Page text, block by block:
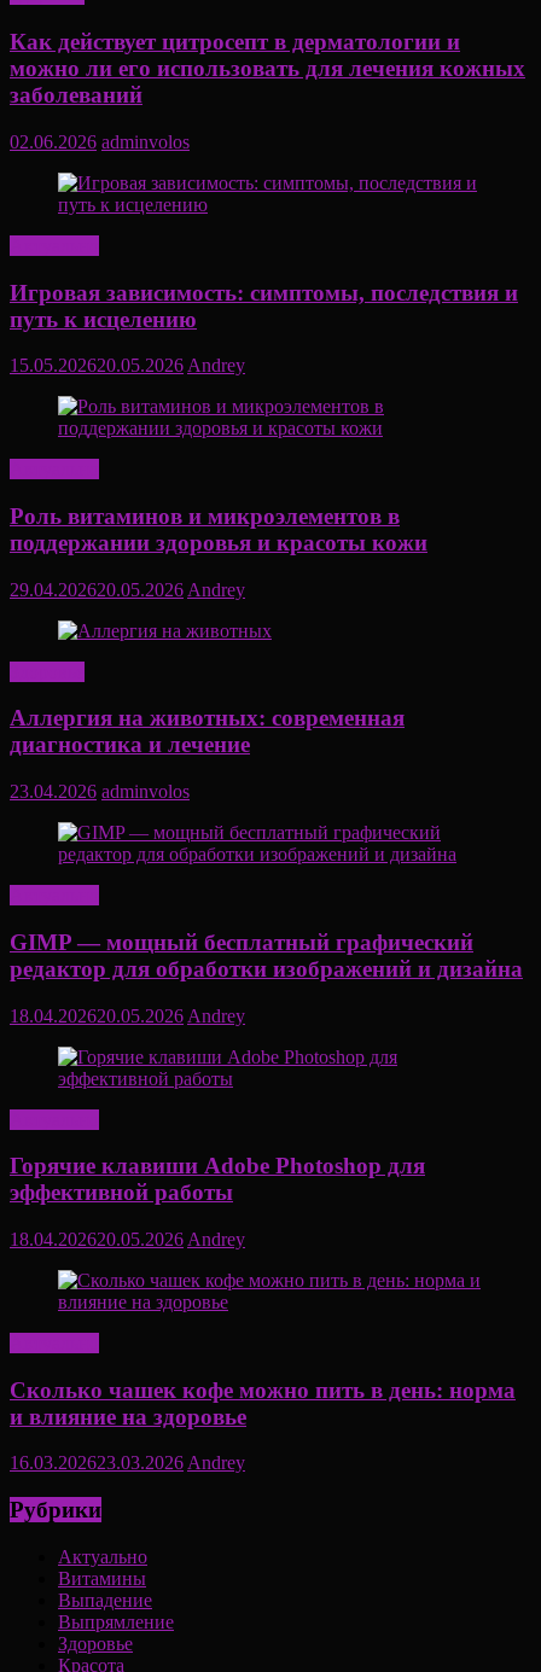
Как действует цитросепт в дерматологии и
можно ли его использовать для лечения кожных
заболеваний
02.06.2026 adminvolos
Игровая зависимость: симптомы, последствия и
путь к исцелению
15.05.202620.05.2026 Andrey
Роль витаминов и микроэлементов в
поддержании здоровья и красоты кожи
29.04.202620.05.2026 Andrey
Аллергия на животных: современная
диагностика и лечение
23.04.2026 adminvolos
GIMP — мощный бесплатный графический
редактор для обработки изображений и дизайна
18.04.202620.05.2026 Andrey
Горячие клавиши Adobe Photoshop для
эффективной работы
18.04.202620.05.2026 Andrey
Сколько чашек кофе можно пить в день: норма
и влияние на здоровье
16.03.202623.03.2026Andrey
Рубрики
Актуально
Витамины
Выпадение
Выпрямление
Здоровье
Красота